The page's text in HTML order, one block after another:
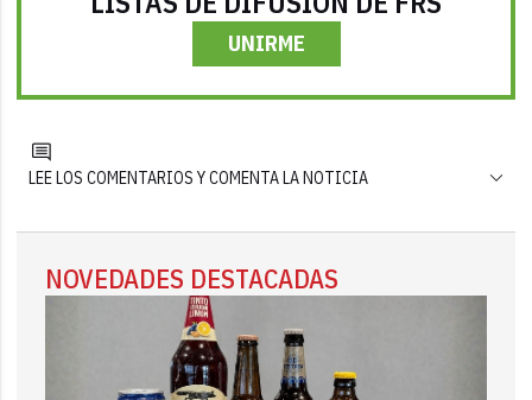
UNIRME
LEE LOS COMENTARIOS Y COMENTA LA NOTICIA
NOVEDADES DESTACADAS